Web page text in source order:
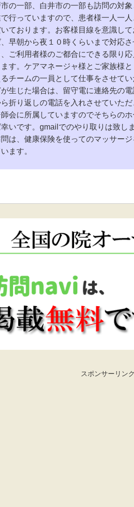
の一部、白井市の一部も訪問の対
行っていますので、患者様一人一
ております。お客様目線を意識し
早朝から夜１０時くらいまで対応
ご利用者様のご都合にできる限り
す。ケアマネージャ様とご家族様
チームの一員として仕事をさせて
生じた場合は、留守電に連絡先の
折り返しの電話を入れさせていた
会に所属していますのでそちらの
いです。gmailでのやり取りは致し
問は、健康保険を使ってのマッサー
ます。
スポンサーリン